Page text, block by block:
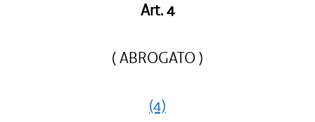
Art. 4
( ABROGATO )
(4)